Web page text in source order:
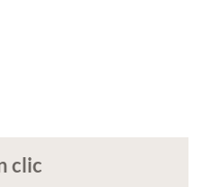
clic